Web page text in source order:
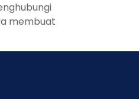
membuat